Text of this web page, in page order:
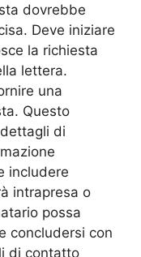
dovrebbe
Deve iniziare
la richiesta
lettera.
una
Questo
di
includere
intrapresa o
possa
concludersi con
di contatto